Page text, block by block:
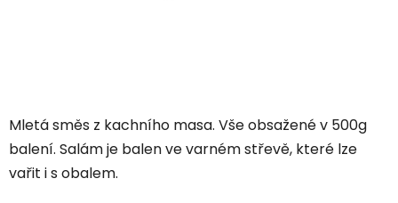
Mletá směs z kachního masa. Vše obsažené v 500g
balení. Salám je balen ve varném střevě, které lze
vařit i s obalem.